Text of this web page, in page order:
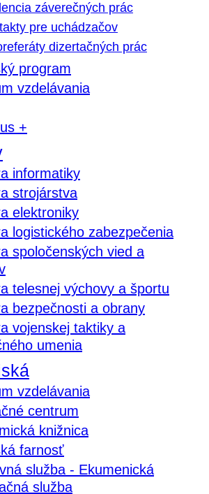
záverečných prác
pre uchádzačov
dizertačných prác
program
vzdelávania
+
informatiky
strojárstva
elektroniky
logistického zabezpečenia
spoločenských vied a
telesnej výchovy a športu
bezpečnosti a obrany
vojenskej taktiky a
umenia
vzdelávania
centrum
knižnica
farnosť
služba - Ekumenická
služba